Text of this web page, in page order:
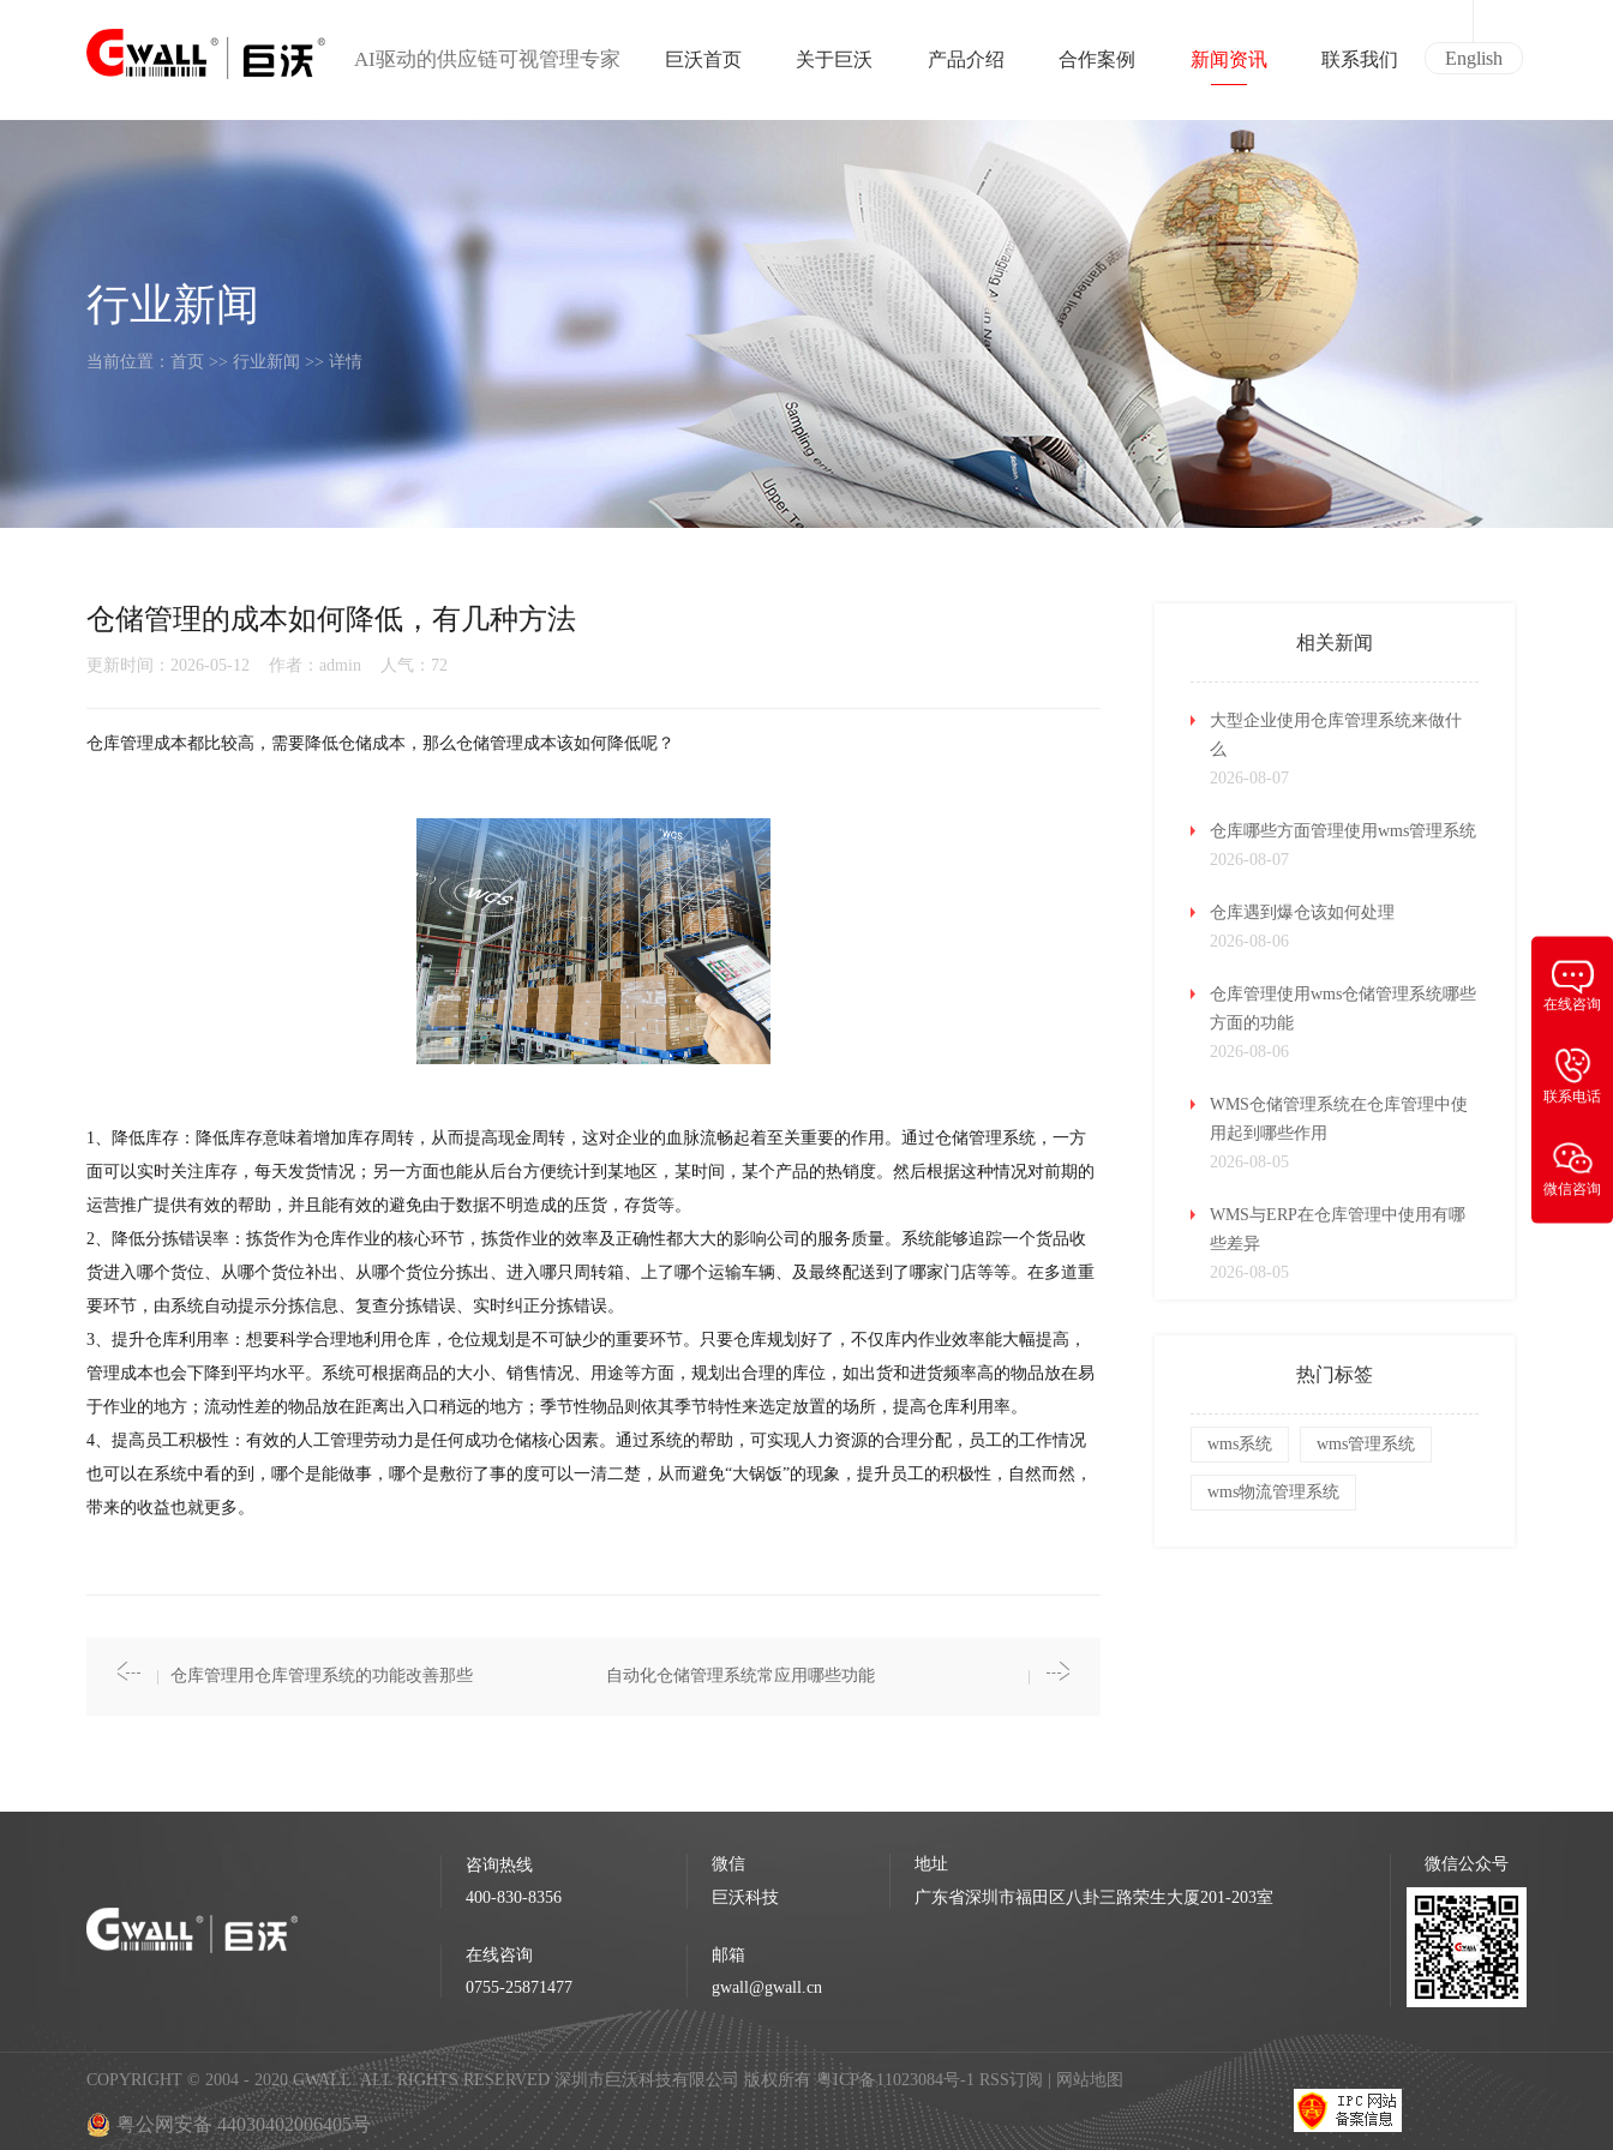
AI驱动的供应链可视管理专家 巨沃首页 关于巨沃 产品介绍 合作案例 新闻资讯 联系我们 English
行业新闻
当前位置： 首页 >> 行业新闻 >> 详情
仓储管理的成本如何降低，有几种方法
更新时间：2026-05-12 作者：admin 人气： 72
仓库管理成本都比较高，需要降低仓储成本，那么仓储管理成本该如何降低呢？
1、降低库存：降低库存意味着增加库存周转，从而提高现金周转，这对企业的血脉流畅起着至关重要的作用。通过仓储管理系统，一方
面可以实时关注库存，每天发货情况；另一方面也能从后台方便统计到某地区，某时间，某个产品的热销度。然后根据这种情况对前期的
运营推广提供有效的帮助，并且能有效的避免由于数据不明造成的压货，存货等。
2、降低分拣错误率：拣货作为仓库作业的核心环节，拣货作业的效率及正确性都大大的影响公司的服务质量。系统能够追踪一个货品收
货进入哪个货位、从哪个货位补出、从哪个货位分拣出、进入哪只周转箱、上了哪个运输车辆、及最终配送到了哪家门店等等。在多道重
要环节，由系统自动提示分拣信息、复查分拣错误、实时纠正分拣错误。
3、提升仓库利用率：想要科学合理地利用仓库，仓位规划是不可缺少的重要环节。只要仓库规划好了，不仅库内作业效率能大幅提高，
管理成本也会下降到平均水平。系统可根据商品的大小、销售情况、用途等方面，规划出合理的库位，如出货和进货频率高的物品放在易
于作业的地方；流动性差的物品放在距离出入口稍远的地方；季节性物品则依其季节特性来选定放置的场所，提高仓库利用率。
4、提高员工积极性：有效的人工管理劳动力是任何成功仓储核心因素。通过系统的帮助，可实现人力资源的合理分配，员工的工作情况
也可以在系统中看的到，哪个是能做事，哪个是敷衍了事的度可以一清二楚，从而避免“大锅饭”的现象，提升员工的积极性，自然而然，
带来的收益也就更多。
仓库管理用仓库管理系统的功能改善那些 自动化仓储管理系统常应用哪些功能
相关新闻
大型企业使用仓库管理系统来做什
么
2026-08-07
仓库哪些方面管理使用wms管理系统
2026-08-07
仓库遇到爆仓该如何处理
2026-08-06
仓库管理使用wms仓储管理系统哪些
方面的功能
2026-08-06
WMS仓储管理系统在仓库管理中使
用起到哪些作用
2026-08-05
WMS与ERP在仓库管理中使用有哪
些差异
2026-08-05
热门标签
wms系统 wms管理系统
wms物流管理系统
咨询热线
400-830-8356
微信
巨沃科技
地址
广东省深圳市福田区八卦三路荣生大厦201-203室
在线咨询
0755-25871477
邮箱
gwall@gwall.cn
微信公众号
COPYRIGHT © 2004 - 2020 GWALL. ALL RIGHTS RESERVED 深圳市巨沃科技有限公司 版权所有粤ICP备11023084号-1 RSS订阅 网站地图
粤公网安备 44030402006405号
在线咨询
联系电话
微信咨询